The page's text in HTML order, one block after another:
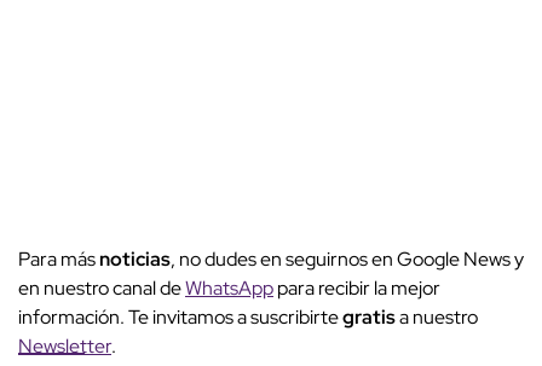
Para másnoticias, no dudes en seguirnos en Google News y
en nuestro canal deWhatsApppara recibir la mejor
información. Te invitamos a suscribirtegratisa nuestro
Newsletter.